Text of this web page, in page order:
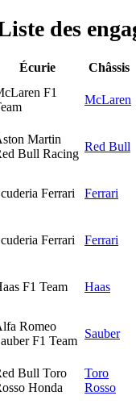
des
Écurie Châssis
F1
McLaren
Martin
Bull Racing
Red Bull
Ferrari Ferrari
Ferrari Ferrari
F1 Team Haas
Romeo
F1 Team
Sauber
Bull Toro
Honda
Toro
Rosso